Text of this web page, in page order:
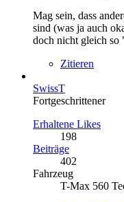
Mag sein, dass
sind (was ja auch
doch nicht gleich so
Zitieren
SwissT
Fortgeschrittener
Erhaltene Likes
198
Beiträge
402
Fahrzeug
T-Max 560